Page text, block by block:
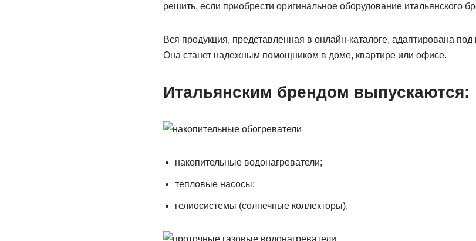
решить, если приобрести оригинальное оборудование итальянского
Вся продукция, представленная в онлайн-каталоге, адаптирована
Она станет надежным помощником в доме, квартире или офисе.
Итальянским брендом выпускаются:
накопительные водонагреватели;
тепловые насосы;
гелиосистемы (солнечные коллекторы).